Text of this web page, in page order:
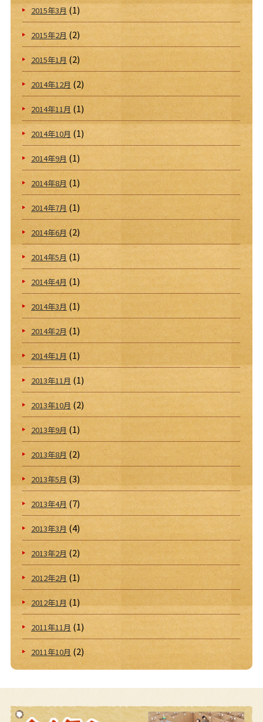
2015年3月(1)
2015年2月 (2)
2015年1月(2)
2014年12月(2)
2014年11月(1)
2014年10月 (1)
2014年9月 (1)
2014年8月(1)
2014年7月(1)
2014年6月 (2)
2014年5月(1)
2014年4月 (1)
2014年3月(1)
2014年2月(1)
2014年1月 (1)
2013年11月 (1)
2013年10月 (2)
2013年9月(1)
2013年8月 (2)
2013年5月 (3)
2013年4月 (7)
2013年3月 (4)
2013年2月(2)
2012年2月 (1)
2012年1月 (1)
2011年11月 (1)
2011年10月(2)